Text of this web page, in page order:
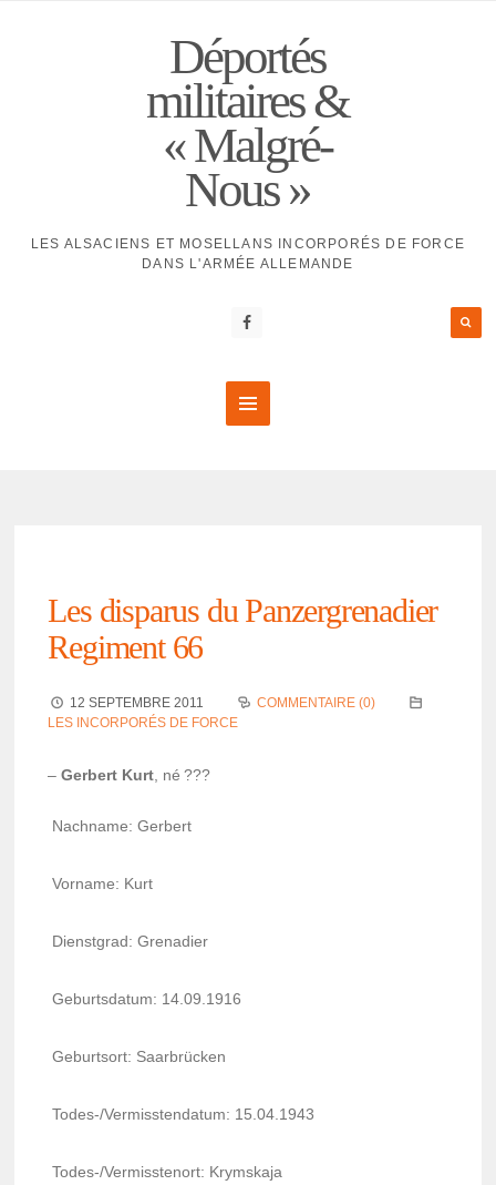
Déportés
militaires &
« Malgré-
Nous »
LES ALSACIENS ET MOSELLANS INCORPORÉS DE FORCE
DANS L'ARMÉE ALLEMANDE
Les dispa­rus du Panzer­gre­na­dier
Regi­ment 66
12 SEPTEMBRE 2011
COMMENTAIRE (0)
LES INCORPORÉS DE FORCE
–Gerbert Kurt , né ???
Nach­name: Gerbert
Vorname: Kurt
Dienst­grad: Grena­dier
Geburts­da­tum: 14.09.1916
Geburt­sort: Saar­brü­cken
Todes-/Vermiss­ten­da­tum: 15.04.1943
Todes-/Vermiss­te­nort: Krym­skaja